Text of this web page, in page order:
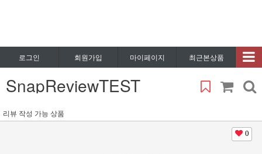
로그인 회원가입 마이페이지 최근본상품
SnapReviewTEST
리뷰 작성 가능 상품
0